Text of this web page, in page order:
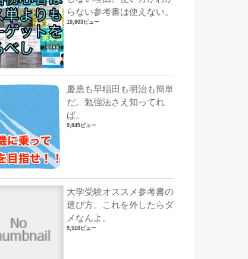
らない参考書は使えない。
10,803ビュー
慶應も早稲田も明治も簡単
だ。勉強法さえ知ってれ
ば。
9,845ビュー
大学受験オススメ参考書の
選び方。これを外したらダ
メなんよ。
9,510ビュー